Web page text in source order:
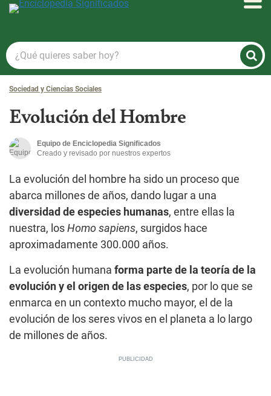
Enciclopedia Significados
¿Qué
quieres
saber
hoy?
Sociedad y Ciencias Sociales
Evolución del Hombre
Equipo de Enciclopedia Significados
Creado y revisado por nuestros expertos
La evolución del hombre ha sido un proceso que
abarca millones de años, dando lugar a una
diversidad de especies humanas, entre ellas la
nuestra, los Homo sapiens, surgidos hace
aproximadamente 300.000 años.
La evolución humana forma parte de la teoría de la
evolución y el origen de las especies, por lo que se
enmarca en un contexto mucho mayor, el de la
evolución de los seres vivos en el planeta a lo largo
de millones de años.